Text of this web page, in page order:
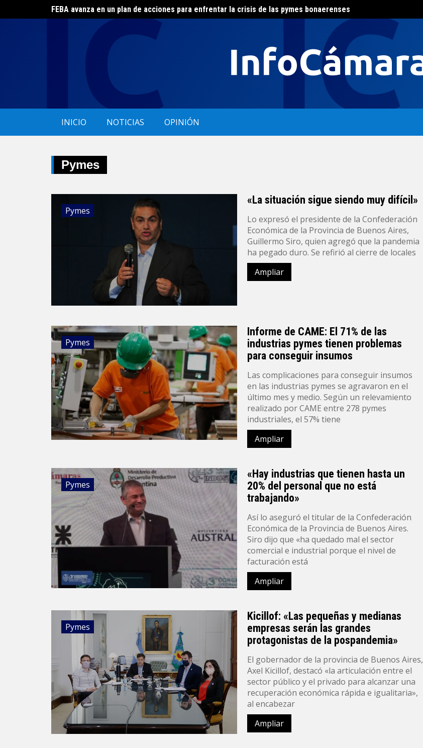
to
El ERAS continúa con el beneficio de la tarifa social del agua
INICIO NOTICIAS OPINIÓN
Pymes
Pymes
«La situación sigue siendo muy difícil»
Lo expresó el presidente de la Confederación
Económica de la Provincia de Buenos Aires,
Guillermo Siro, quien agregó que la pandemia
ha pegado duro. Se refirió al cierre de locales
Ampliar
Pymes
Informe de CAME: El 71% de las
industrias pymes tienen problemas
para conseguir insumos
Las complicaciones para conseguir insumos
en las industrias pymes se agravaron en el
último mes y medio. Según un relevamiento
realizado por CAME entre 278 pymes
industriales, el 57% tiene
Ampliar
Pymes
«Hay industrias que tienen hasta un
20% del personal que no está
trabajando»
Así lo aseguró el titular de la Confederación
Económica de la Provincia de Buenos Aires.
Siro dijo que «ha quedado mal el sector
comercial e industrial porque el nivel de
facturación está
Ampliar
Pymes
Kicillof: «Las pequeñas y medianas
empresas serán las grandes
protagonistas de la pospandemia»
El gobernador de la provincia de Buenos Aires,
Axel Kicillof, destacó «la articulación entre el
sector público y el privado para alcanzar una
recuperación económica rápida e igualitaria»,
al encabezar
Ampliar